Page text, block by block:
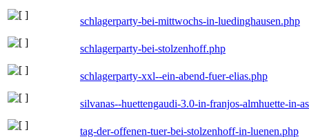
schlagerparty-bei-mittwochs-in-luedinghausen.php
schlagerparty-bei-stolzenhoff.php
schlagerparty-xxl--ein-abend-fuer-elias.php
silvanas--huettengaudi-3.0-in-franjos-almhuette-in-
tag-der-offenen-tuer-bei-stolzenhoff-in-luenen.php